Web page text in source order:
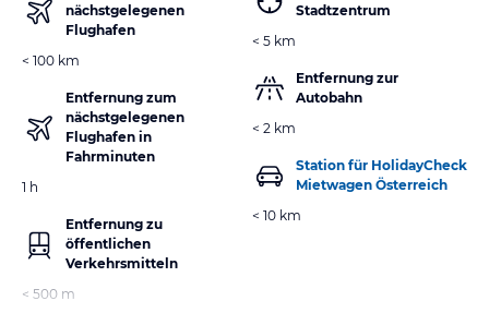
nächstgelegenen
Flughafen
< 100 km
Entfernung zum
nächstgelegenen
Flughafen in
Fahrminuten
1 h
Entfernung zu
öffentlichen
Verkehrsmitteln
< 500 m
Stadtzentrum
< 5 km
Entfernung zur
Autobahn
< 2 km
Station für HolidayCheck
Mietwagen Österreich
< 10 km